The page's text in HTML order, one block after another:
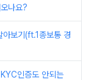
나요?
아보기(ft.1종보통 경
인증도 안되는